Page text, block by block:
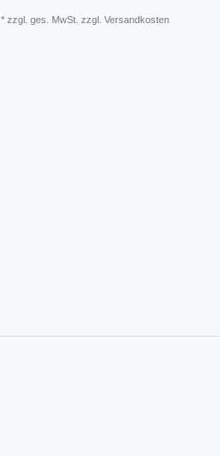
* zzgl. ges. MwSt. zzgl. Versandkosten